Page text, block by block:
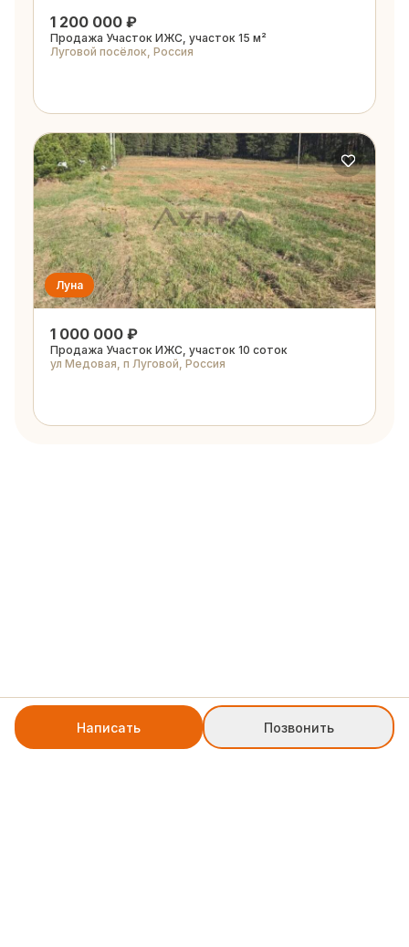
Написать Позвонить
1 200 000 ₽
Продажа Участок ИЖС, участок 15 м²
Луговой посёлок, Россия
Луна
1 000 000 ₽
Продажа Участок ИЖС, участок 10 соток
ул Медовая, п Луговой, Россия